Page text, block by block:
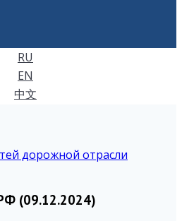
RU
EN
中文
дорожной отрасли
(09.12.2024)